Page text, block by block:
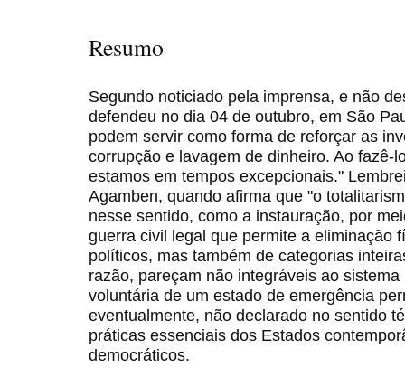
Resumo
Segundo noticiado pela imprensa, e não
defendeu no dia 04 de outubro, em São
podem servir como forma de reforçar as
corrupção e lavagem de dinheiro. Ao fazê-
estamos em tempos excepcionais."
Agamben, quando afirma que "o
nesse sentido, como a instauração, por
guerra civil legal que permite a eliminação
políticos, mas também de categorias
razão, pareçam não integráveis ao
voluntária de um estado de emergência
eventualmente, não declarado no sentido
práticas essenciais dos Estados
democráticos.